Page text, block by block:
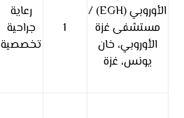
الأوروبي (EGH) /
مستشفى غزة
الأوروبي، خان
يونس، غزة
1
رعاية
جراحية
تخصصية